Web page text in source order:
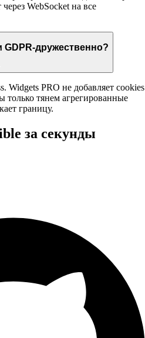
WebSocket на все
GDPR-дружественно?
Widgets PRO не добавляет cookies
тянем агрегированные
границу.
за секунды